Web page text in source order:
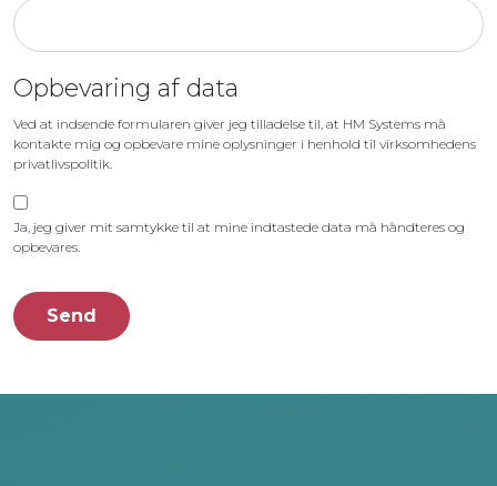
Opbevaring af data
Ved at indsende formularen giver jeg tilladelse til, at HM Systems må
kontakte mig og opbevare mine oplysninger i henhold til virksomhedens
privatlivspolitik.
Ja, jeg giver mit samtykke til at mine indtastede data må håndteres og
opbevares.